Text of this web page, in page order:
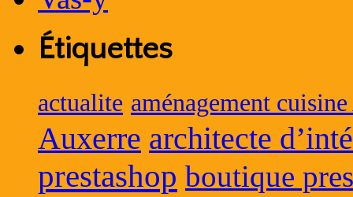
Étiquettes
actualite aménagement
Auxerre architecte
prestashop boutique